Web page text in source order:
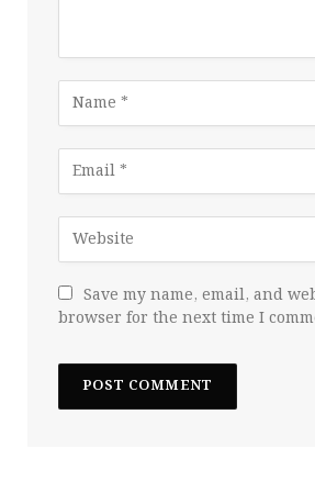
Save my name, email, and
browser for the next time I